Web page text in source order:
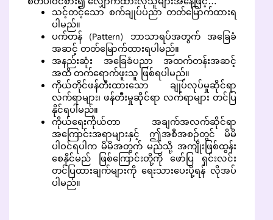
သင့်တင့်သော စက်ချုပ်ပညာ တတ်မြောက်ထားရ
ပါမည်။
ပက်တန် (Pattern) ဘာသာရပ်အတွက် အခြေခံ
အဆင့် တတ်မြောက်ထားရပါမည်။
အနည်းဆုံး အခြေခံပညာ အထက်တန်းအဆင့်
အထိ တက်ရောက်ဖူးသူ ဖြစ်ရပါမည်။
ကိုယ်တိုင်ဖန်တီးထားသော ချုပ်လုပ်မှုဆိုင်ရာ
လက်ရာများ၊ ဖန်တီးမှုဆိုင်ရာ လက်ရာများ တင်ပြ
နိုင်ရပါမည်။
ကိုယ်ရေးကိုယ်တာ အချက်အလက်ဆိုင်ရာ
အကြောင်းအရာများနှင့် ဤအစီအစဉ်တွင် မိမိ
ပါဝင်ရပါက မိမိအတွက် မည်သို့ အကျိုးဖြစ်ထွန်း
စေနိုင်မည် ဖြစ်ကြောင်းတို့ကို ဖော်ပြ ရှင်းလင်း
တင်ပြထားချက်များကို ရေးသားပေးပို့ရန် လိုအပ်
ပါမည်။